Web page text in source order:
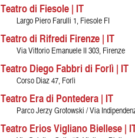
Teatro di Fiesole | IT
Largo Piero Farulli 1, Fiesole FI
Teatro di Rifredi Firenze | IT
Via Vittorio Emanuele II 303, Firenze
Teatro Diego Fabbri di Forlì | IT
Corso Diaz 47, Forlì
Teatro Era di Pontedera | IT
Parco Jerzy Grotowski / Via
Teatro Erios Vigliano Biellese |